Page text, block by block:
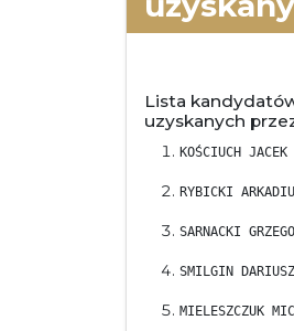
Lista
uzyskanych
KOŚCIUCH
RYBICKI
SARNACKI
SMILGIN
MIELESZCZUK